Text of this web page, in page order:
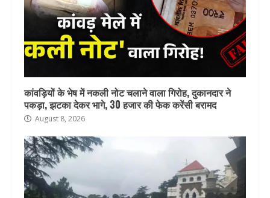
कांवड़ियों के भेष में नकली नोट चलाने वाला गिरोह, दुकानदार ने
पकड़ा, झटका देकर भागे, 30 हजार की फेक करेंसी बरामद
August 8, 2026